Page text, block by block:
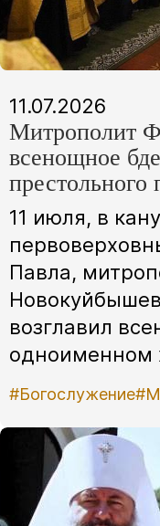
11.07.2026
Митрополит
всенощное
престольного
11 июля, в
Павла,
возглавил
одноименном
#Богослужение